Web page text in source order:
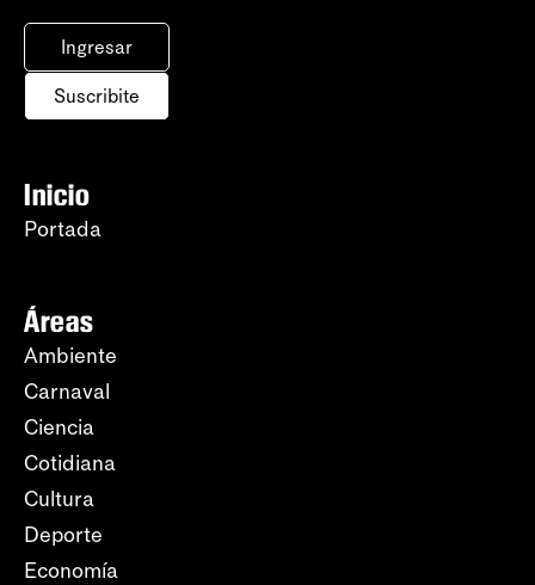
Ingresar
Suscribite
Inicio
Portada
Áreas
Ambiente
Carnaval
Ciencia
Cotidiana
Cultura
Deporte
Economía